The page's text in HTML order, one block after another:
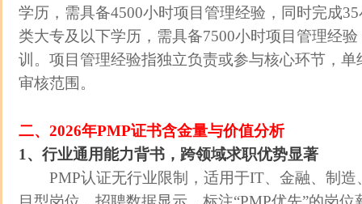
学历，需具备4500小时项目管理经验，同时完成
类大专及以下学历，需具备7500小时项目管理经
训。项目管理经验指独立负责或参与核心环节，
审核范围。
二、2026年PMP证书含金量与价值分析
1、行业通用能力背书，跨领域求职优势显著
PMP认证无行业限制，适用于IT、金融、制造